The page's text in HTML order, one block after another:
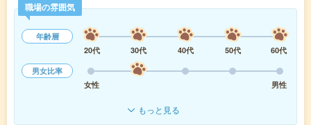
職場の雰囲気
年齢層
20代
30代 40代 50代
60代
男女比率
女性
男性
もっと見る